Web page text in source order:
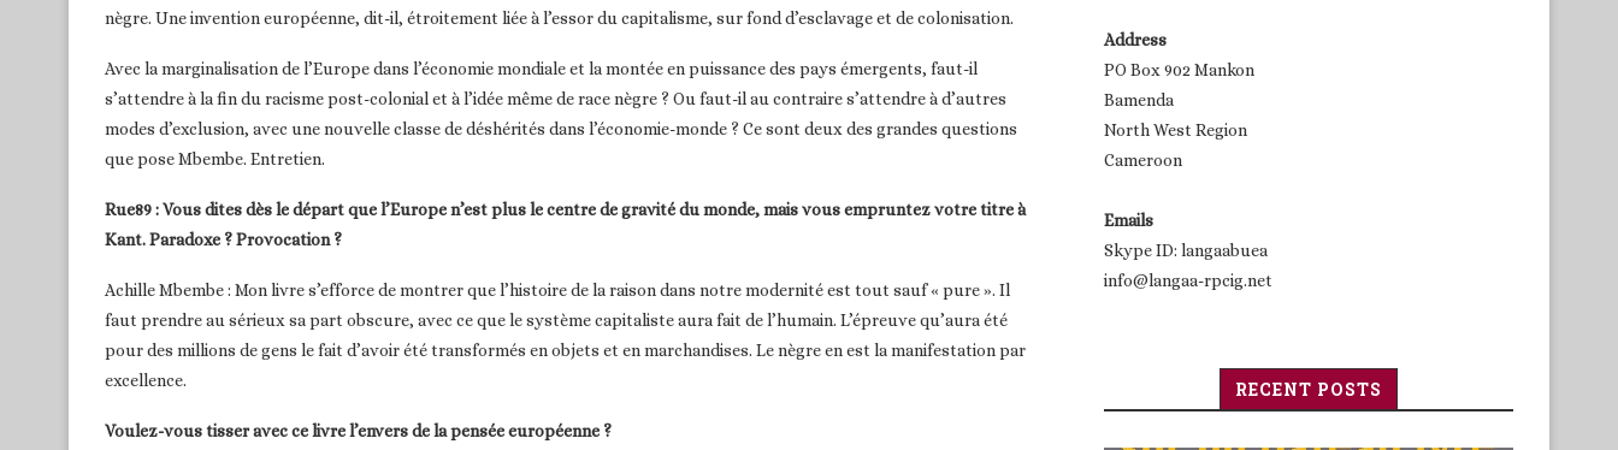
nègre. Une invention européenne, dit-il, étroitement liée à l’essor du capitalisme, sur fond d’esclavage et de colonisation.
Avec la marginalisation de l’Europe dans l’économie mondiale et la montée en puissance des pays émergents, faut-il
s’attendre à la fin du racisme post-colonial et à l’idée même de race nègre ? Ou faut-il au contraire s’attendre à d’autres
modes d’exclusion, avec une nouvelle classe de déshérités dans l’économie-monde ? Ce sont deux des grandes questions
que pose Mbembe. Entretien.
Rue89 : Vous dites dès le départ que l’Europe n’est plus le centre de gravité du monde, mais vous empruntez votre titre à
Kant. Paradoxe ? Provocation ?
Achille Mbembe : Mon livre s’efforce de montrer que l’histoire de la raison dans notre modernité est tout sauf « pure ». Il
faut prendre au sérieux sa part obscure, avec ce que le système capitaliste aura fait de l’humain. L’épreuve qu’aura été
pour des millions de gens le fait d’avoir été transformés en objets et en marchandises. Le nègre en est la manifestation par
excellence.
Voulez-vous tisser avec ce livre l’envers de la pensée européenne ?
Address
PO Box 902 Mankon
Bamenda
North West Region
Cameroon
Emails
Skype ID: langaabuea
info@langaa-rpcig.net
RECENT POSTS